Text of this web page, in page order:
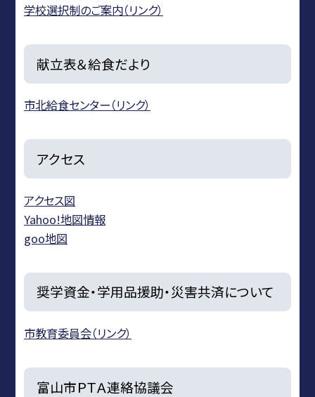
学校選択制のご案内（リンク）
献立表＆給食だより
市北給食センター（リンク）
アクセス
アクセス図
Yahoo!地図情報
goo地図
奨学資金・学用品援助・災害共済について
市教育委員会（リンク）
富山市ＰＴＡ連絡協議会